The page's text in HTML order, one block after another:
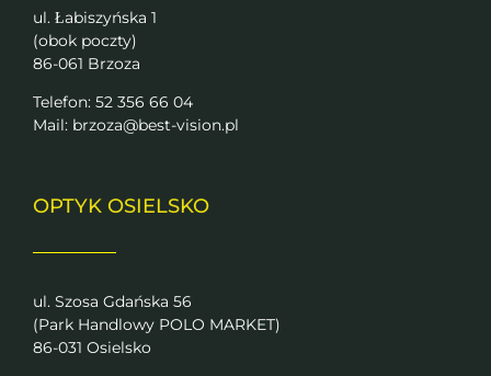
ul. Łabiszyńska 1
(obok poczty)
86-061 Brzoza
Telefon: 52 356 66 04
Mail: brzoza@best-vision.pl
OPTYK OSIELSKO
ul. Szosa Gdańska 56
(Park Handlowy POLO MARKET)
86-031 Osielsko